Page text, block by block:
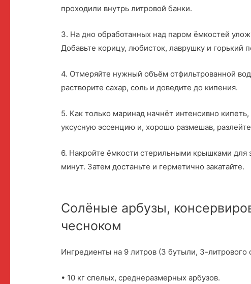
проходили внутрь литровой банки.
3. На дно обработанных над паром ёмкостей
Добавьте корицу, любисток, лаврушку и горький
4. Отмеряйте нужный объём отфильтрованной
растворите сахар, соль и доведите до кипения.
5. Как только маринад начнёт интенсивно
уксусную эссенцию и, хорошо размешав,
6. Накройте ёмкости стерильными крышками для
минут. Затем достаньте и герметично закатайте.
Солёные арбузы,
чесноком
Ингредиенты на 9 литров (3 бутыли, 3-литрового
• 10 кг спелых, среднеразмерных арбузов.